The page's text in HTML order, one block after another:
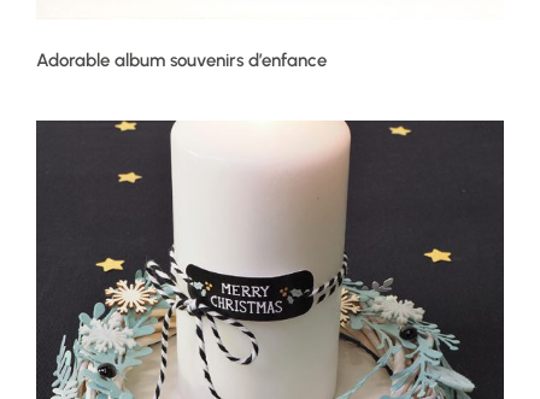
Adorable album souvenirs d’enfance